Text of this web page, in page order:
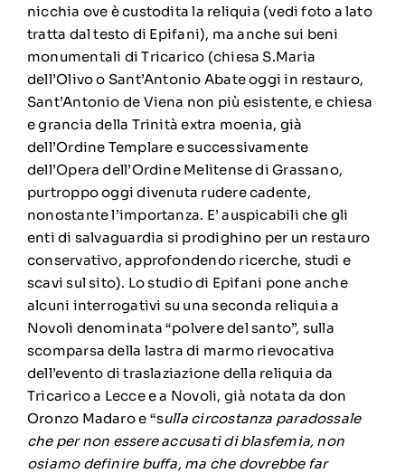
nicchia ove è custodita la reliquia (vedi foto a lato
tratta dal testo di Epifani), ma anche sui beni
monumentali di Tricarico (chiesa S.Maria
dell’Olivo o Sant’Antonio Abate oggi in restauro,
Sant’Antonio de Viena non più esistente, e chiesa
e grancia della Trinità extra moenia, già
dell’Ordine Templare e successivamente
dell’Opera dell’Ordine Melitense di Grassano,
purtroppo oggi divenuta rudere cadente,
nonostante l’importanza. E’ auspicabili che gli
enti di salvaguardia si prodighino per un restauro
conservativo, approfondendo ricerche, studi e
scavi sul sito). Lo studio di Epifani pone anche
alcuni interrogativi su una seconda reliquia a
Novoli denominata “polvere del santo”, sulla
scomparsa della lastra di marmo rievocativa
dell’evento di traslaziazione della reliquia da
Tricarico a Lecce e a Novoli, già notata da don
Oronzo Madaro e “sulla circostanza paradossale
che per non essere accusati di blasfemia, non
osiamo definire buffa, ma che dovrebbe far